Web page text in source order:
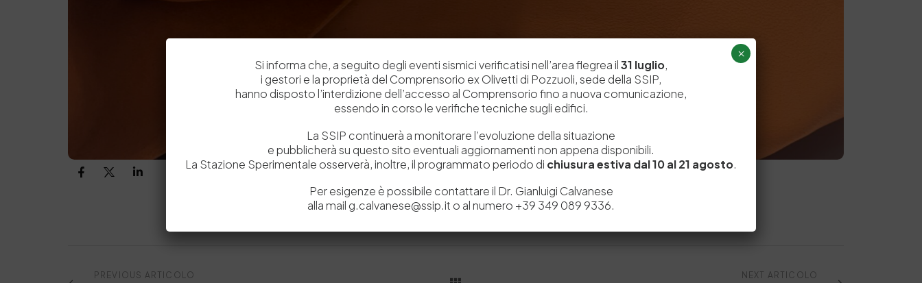
PREVIOUS ARTICOLO NEXT ARTICOLO
Si informa che, a seguito degli eventi sismici verificatisi nell’area flegrea il31 luglio,
i gestori e la proprietà del Comprensorio ex Olivetti di Pozzuoli, sede della SSIP,
hanno disposto l’interdizione dell’accesso al Comprensorio fino a nuova comunicazione,
essendo in corso le verifiche tecniche sugli edifici.
La SSIP continuerà a monitorare l’evoluzione della situazione
e pubblicherà su questo sito eventuali aggiornamenti non appena disponibili.
La Stazione Sperimentale osserverà, inoltre, il programmato periodo di chiusura estiva dal 10 al 21 agosto.
Per esigenze è possibile contattare il Dr. Gianluigi Calvanese
alla mail g.calvanese@ssip.it o al numero +39 349 089 9336.
×